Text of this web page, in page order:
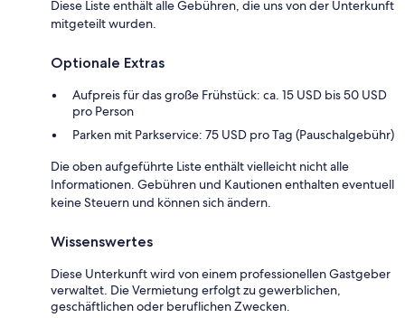
Diese Liste enthält alle Gebühren, die uns von der Unterkunft
mitgeteilt wurden.
Optionale Extras
Aufpreis für das große Frühstück: ca. 15 USD bis 50 USD
pro Person
Parken mit Parkservice: 75 USD pro Tag (Pauschalgebühr)
Die oben aufgeführte Liste enthält vielleicht nicht alle
Informationen. Gebühren und Kautionen enthalten eventuell
keine Steuern und können sich ändern.
Wissenswertes
Diese Unterkunft wird von einem professionellen Gastgeber
verwaltet. Die Vermietung erfolgt zu gewerblichen,
geschäftlichen oder beruflichen Zwecken.